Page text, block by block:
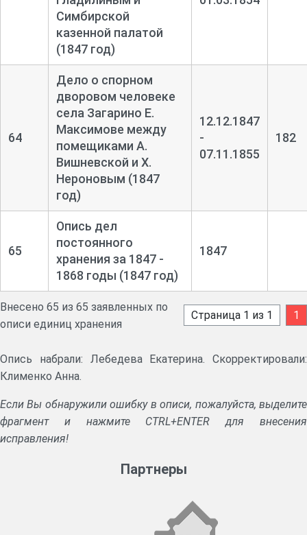
Симбирской
казенной палатой
(1847 год)
64
Дело о спорном
дворовом человеке
села Загарино Е.
Максимове между
помещиками А.
Вишневской и Х.
Нероновым (1847
год)
12.12.1847
-
07.11.1855
182
65
Опись дел
постоянного
хранения за 1847 -
1868 годы (1847 год)
1847
Внесено 65 из 65 заявленных по
описи единиц хранения
Страница 1 из 1 1
Опись набрали: Лебедева Екатерина. Скорректировали:
Клименко Анна.
Если Вы обнаружили ошибку в описи, пожалуйста, выделите
фрагмент и нажмите CTRL+ENTER для внесения
исправления!
Партнеры